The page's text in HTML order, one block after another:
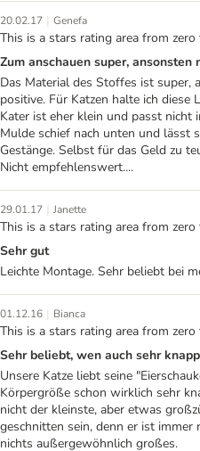
20.02.17 | Genefa
This is a stars rating area from
Zum anschauen super, ansonsten
Das Material des Stoffes ist super,
positive. Für Katzen halte ich diese
Kater ist eher klein und passt nicht
Mulde schief nach unten und lässt
Gestänge. Selbst für das Geld zu
Nicht empfehlenswert....
29.01.17 | Janette
This is a stars rating area from
Sehr gut
Leichte Montage. Sehr beliebt bei
01.12.16 | Bianca
This is a stars rating area from
Sehr beliebt, wen auch sehr knapp
Unsere Katze liebt seine
Körpergröße schon wirklich sehr
nicht der kleinste, aber etwas
geschnitten sein, denn er ist immer
nichts außergewöhnlich großes.